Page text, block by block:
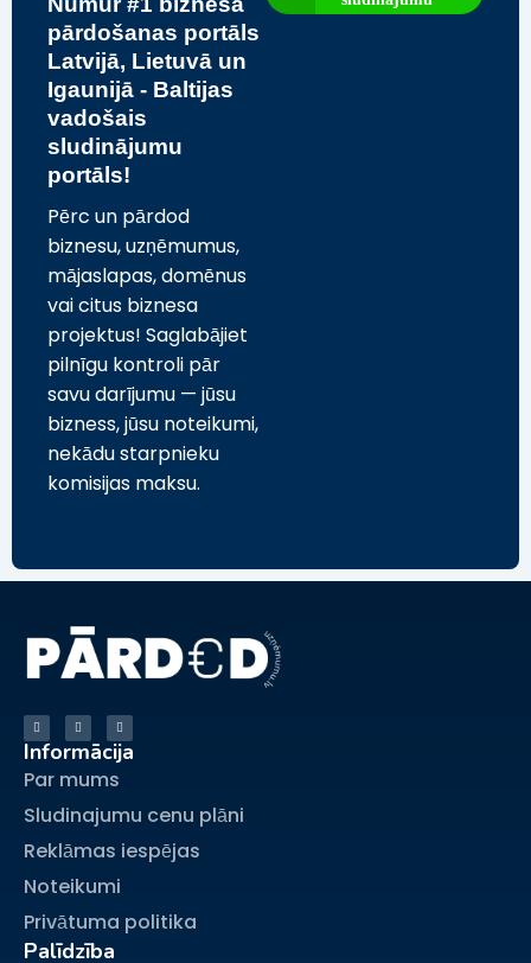
pārdošanas portāls
Latvijā, Lietuvā un
Igaunijā - Baltijas
vadošais
sludinājumu
portāls!
Pērc un pārdod
biznesu, uzņēmumus,
mājaslapas, domēnus
vai citus biznesa
projektus! Saglabājiet
pilnīgu kontroli pār
savu darījumu — jūsu
bizness, jūsu noteikumi,
nekādu starpnieku
komisijas maksu.
Informācija
Par mums
Sludinajumu cenu plāni
Reklāmas iespējas
Noteikumi
Privātuma politika
Palīdzība